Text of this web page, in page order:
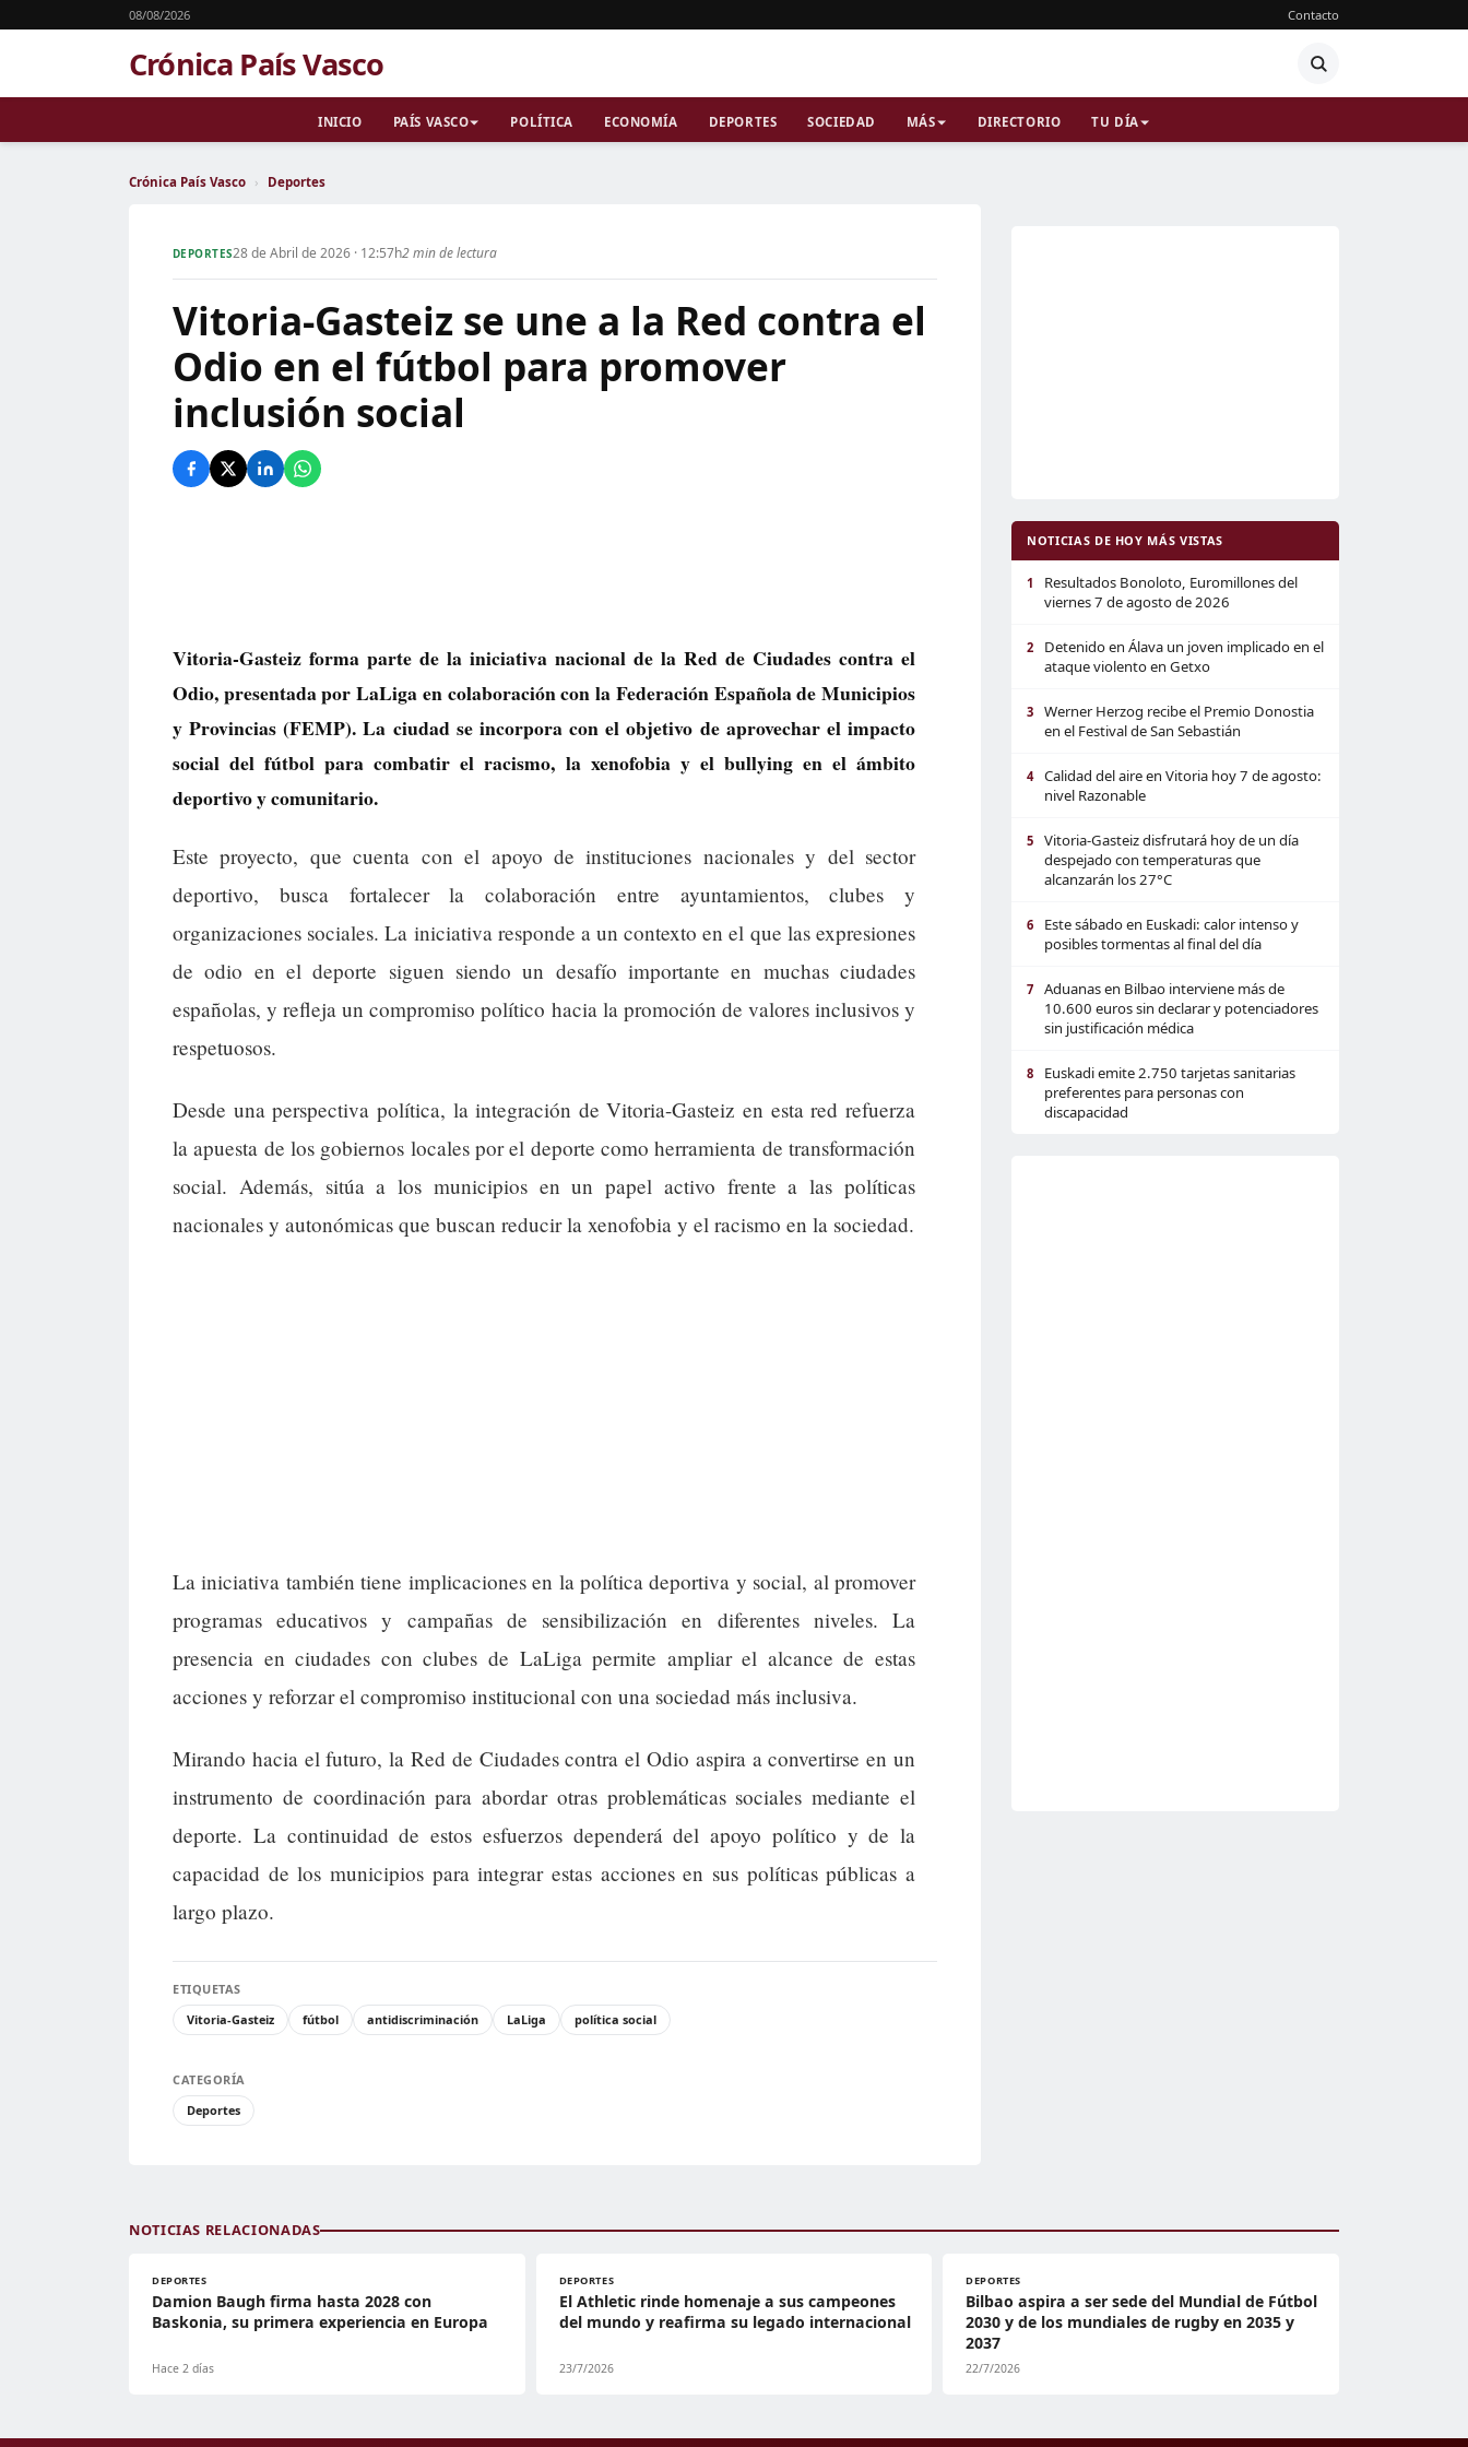
08/08/2026 Contacto
Crónica País Vasco
INICIO PAÍS VASCO POLÍTICA ECONOMÍA DEPORTES SOCIEDAD MÁS DIRECTORIO TU DÍA
Crónica País Vasco › Deportes
DEPORTES28 de Abril de 2026 · 12:57h2 min de lectura
Vitoria-Gasteiz se une a la Red contra el
Odio en el fútbol para promover
inclusión social
Vitoria-Gasteiz forma parte de la iniciativa nacional de la Red de Ciudades contra el
Odio, presentada por LaLiga en colaboración con la Federación Española de Municipios
y Provincias (FEMP). La ciudad se incorpora con el objetivo de aprovechar el impacto
social del fútbol para combatir el racismo, la xenofobia y el bullying en el ámbito
deportivo y comunitario.
Este proyecto, que cuenta con el apoyo de instituciones nacionales y del sector
deportivo, busca fortalecer la colaboración entre ayuntamientos, clubes y
organizaciones sociales. La iniciativa responde a un contexto en el que las expresiones
de odio en el deporte siguen siendo un desafío importante en muchas ciudades
españolas, y refleja un compromiso político hacia la promoción de valores inclusivos y
respetuosos.
Desde una perspectiva política, la integración de Vitoria-Gasteiz en esta red refuerza
la apuesta de los gobiernos locales por el deporte como herramienta de transformación
social. Además, sitúa a los municipios en un papel activo frente a las políticas
nacionales y autonómicas que buscan reducir la xenofobia y el racismo en la sociedad.
La iniciativa también tiene implicaciones en la política deportiva y social, al promover
programas educativos y campañas de sensibilización en diferentes niveles. La
presencia en ciudades con clubes de LaLiga permite ampliar el alcance de estas
acciones y reforzar el compromiso institucional con una sociedad más inclusiva.
Mirando hacia el futuro, la Red de Ciudades contra el Odio aspira a convertirse en un
instrumento de coordinación para abordar otras problemáticas sociales mediante el
deporte. La continuidad de estos esfuerzos dependerá del apoyo político y de la
capacidad de los municipios para integrar estas acciones en sus políticas públicas a
largo plazo.
ETIQUETAS
Vitoria-Gasteiz
fútbol antidiscriminación LaLiga política social
CATEGORÍA
Deportes
NOTICIAS DE HOY MÁS VISTAS
1
Resultados Bonoloto, Euromillones del
viernes 7 de agosto de 2026
2
Detenido en Álava un joven implicado en el
ataque violento en Getxo
3
Werner Herzog recibe el Premio Donostia
en el Festival de San Sebastián
4
Calidad del aire en Vitoria hoy 7 de agosto:
nivel Razonable
5
Vitoria-Gasteiz disfrutará hoy de un día
despejado con temperaturas que
alcanzarán los 27°C
6
Este sábado en Euskadi: calor intenso y
posibles tormentas al final del día
7
Aduanas en Bilbao interviene más de
10.600 euros sin declarar y potenciadores
sin justificación médica
8
Euskadi emite 2.750 tarjetas sanitarias
preferentes para personas con
discapacidad
NOTICIAS RELACIONADAS
DEPORTES
Damion Baugh firma hasta 2028 con
Baskonia, su primera experiencia en Europa
Hace 2 días
DEPORTES
El Athletic rinde homenaje a sus campeones
del mundo y reafirma su legado internacional
23/7/2026
DEPORTES
Bilbao aspira a ser sede del Mundial de Fútbol
2030 y de los mundiales de rugby en 2035 y
2037
22/7/2026